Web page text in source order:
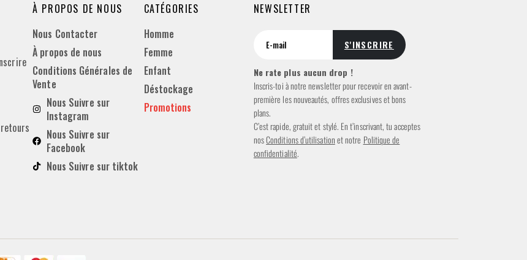
À PROPOS DE NOUS
Nous Contacter
À propos de nous
Conditions Générales de
Vente
Nous Suivre sur
Instagram
Nous Suivre sur
Facebook
Nous Suivre sur tiktok
CATÉGORIES
Homme
Femme
Enfant
Déstockage
Promotions
NEWSLETTER
Ne rate plus aucun drop !
Inscris-toi à notre newsletter pour recevoir en avant-
première les nouveautés, offres exclusives et bons
plans.
C’est rapide, gratuit et stylé. En t’inscrivant, tu acceptes
nosConditions d’utilisationet notre Politique de
confidentialité.